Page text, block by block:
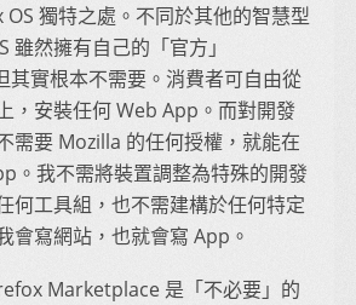
獨特之處。不同於其他的智慧型
雖然擁有自己的「官方」
實根本不需要。消費者可自由從
，安裝任何 Web App。而對開發
需要 Mozilla 的任何授權，就能在
。我不需將裝置調整為特殊的開發
何工具組，也不需建構於任何特定
會寫網站，也就會寫 App。
Marketplace 是「不必要」的